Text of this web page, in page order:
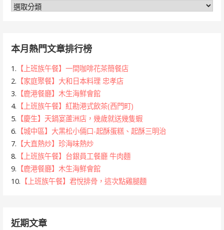
分
本月熱門文章排行榜
1. 【上班族午餐】一間咖啡花茶簡餐店
2. 【家庭聚餐】大和日本料理 忠孝店
3. 【鹿港餐廳】木生海鮮會館
4. 【上班族午餐】紅勘港式飲茶(西門町)
5. 【慶生】天鍋宴蘆洲店，幾歲就送幾隻蝦
6. 【城中區】大黑松小倆口-起酥蛋糕、起酥三明治
7. 【大直熱炒】珍海味熱炒
8. 【上班族午餐】台銀員工餐廳 牛肉麵
9. 【鹿港餐廳】木生海鮮會館
10. 【上班族午餐】君悅排骨，這次點雞腿麵
近期文章